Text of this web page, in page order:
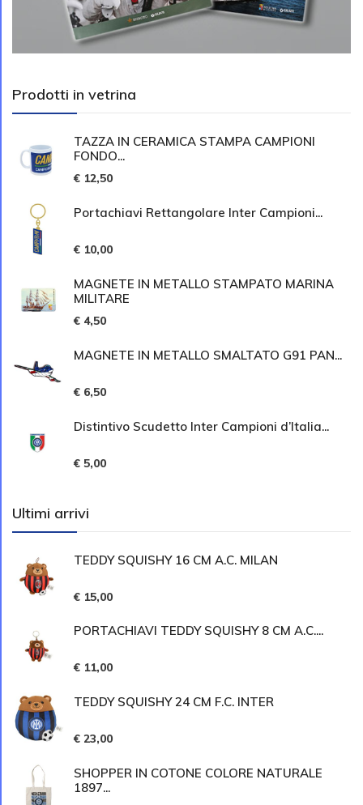
Prodotti in vetrina
TAZZA IN CERAMICA STAMPA CAMPIONI
FONDO...
€ 12,50
Portachiavi Rettangolare Inter Campioni...
€ 10,00
MAGNETE IN METALLO STAMPATO MARINA
MILITARE
€ 4,50
MAGNETE IN METALLO SMALTATO G91 PAN...
€ 6,50
Distintivo Scudetto Inter Campioni d’Italia...
€ 5,00
Ultimi arrivi
TEDDY SQUISHY 16 CM A.C. MILAN
€ 15,00
PORTACHIAVI TEDDY SQUISHY 8 CM A.C....
€ 11,00
TEDDY SQUISHY 24 CM F.C. INTER
€ 23,00
SHOPPER IN COTONE COLORE NATURALE
1897...